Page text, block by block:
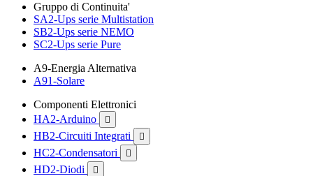
Gruppo di Continuita'
SA2-Ups serie Multistation
SB2-Ups serie NEMO
SC2-Ups serie Pure
A9-Energia Alternativa
A91-Solare
Componenti Elettronici
HA2-Arduino

HB2-Circuiti Integrati 
HC2-Condensatori 
HD2-Diodi 